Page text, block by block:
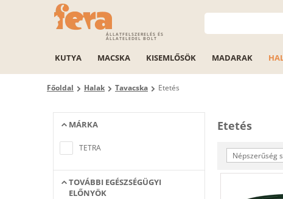
ÁLLATFELSZERELÉS ÉS
ÁLLATELEDEL BOLT
KUTYA MACSKA KISEMLŐSÖK MADARAK
Főoldal Halak Tavacska Etetés
MÁRKA
TETRA
TOVÁBBI EGÉSZSÉGÜGYI
ELŐNYÖK
Etetés
Népszerűség